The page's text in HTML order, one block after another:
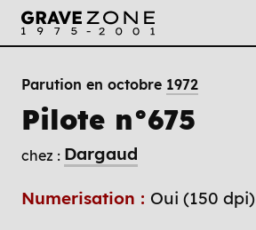
Parution en octobre 1972
Pilote n°675
chez : Dargaud
Numerisation : Oui (150 dpi)